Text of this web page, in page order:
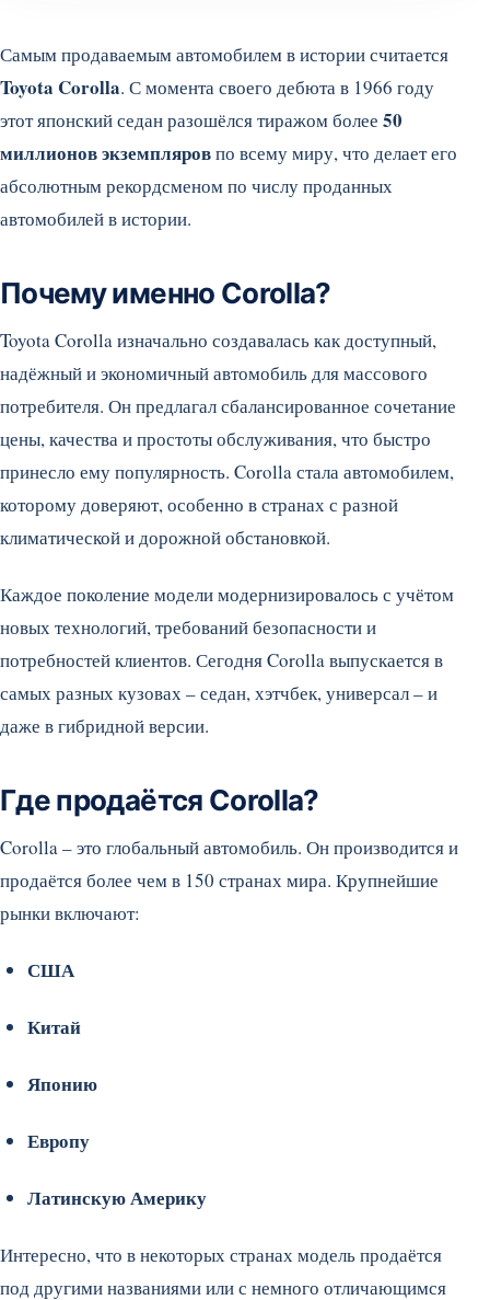
Самым продаваемым автомобилем в истории считается
Toyota Corolla. С момента своего дебюта в 1966 году
этот японский седан разошёлся тиражом более 50
миллионов экземпляровпо всему миру, что делает его
абсолютным рекордсменом по числу проданных
автомобилей в истории.
Почему именно Corolla?
Toyota Corolla изначально создавалась как доступный,
надёжный и экономичный автомобиль для массового
потребителя. Он предлагал сбалансированное сочетание
цены, качества и простоты обслуживания, что быстро
принесло ему популярность. Corolla стала автомобилем,
которому доверяют, особенно в странах с разной
климатической и дорожной обстановкой.
Каждое поколение модели модернизировалось с учётом
новых технологий, требований безопасности и
потребностей клиентов. Сегодня Corolla выпускается в
самых разных кузовах – седан, хэтчбек, универсал – и
даже в гибридной версии.
Где продаётся Corolla?
Corolla – это глобальный автомобиль. Он производится и
продаётся более чем в 150 странах мира. Крупнейшие
рынки включают:
США
Китай
Японию
Европу
Латинскую Америку
Интересно, что в некоторых странах модель продаётся
под другими названиями или с немного отличающимся